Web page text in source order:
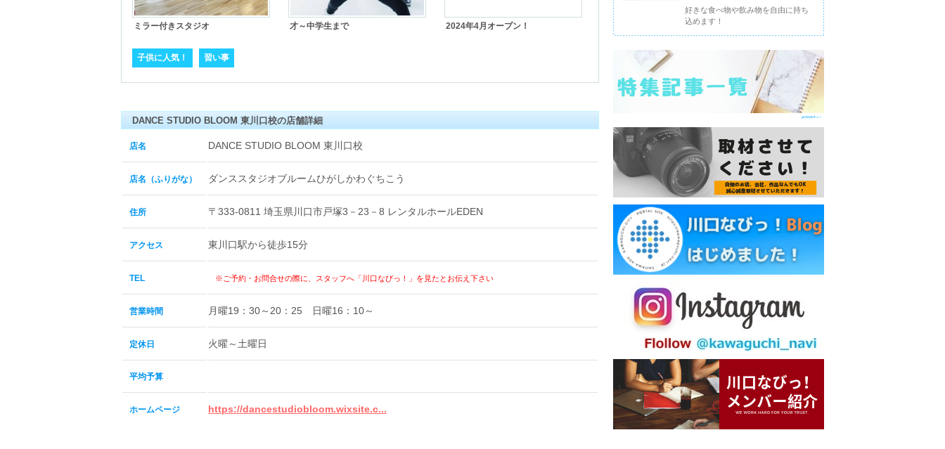
ミラー付きスタジオ 才～中学生まで 2024年4月オープン！
子供に人気！ 習い事
DANCE STUDIO BLOOM 東川口校の店舗詳細
店名 DANCE STUDIO BLOOM 東川口校
店名（ふりがな） ダンススタジオブルームひがしかわぐちこう
住所 〒333-0811 埼玉県川口市戸塚3－23－8 レンタルホールEDEN
アクセス 東川口駅から徒歩15分
TEL ※ご予約・お問合せの際に、スタッフへ「川口なびっ！」を見たとお伝え下さい
営業時間 月曜19：30～20：25 日曜16：10～
定休日 火曜～土曜日
平均予算
ホームページ https://dancestudiobloom.wixsite.c...
好きな食べ物や飲み物を自由に持ち
込めます！